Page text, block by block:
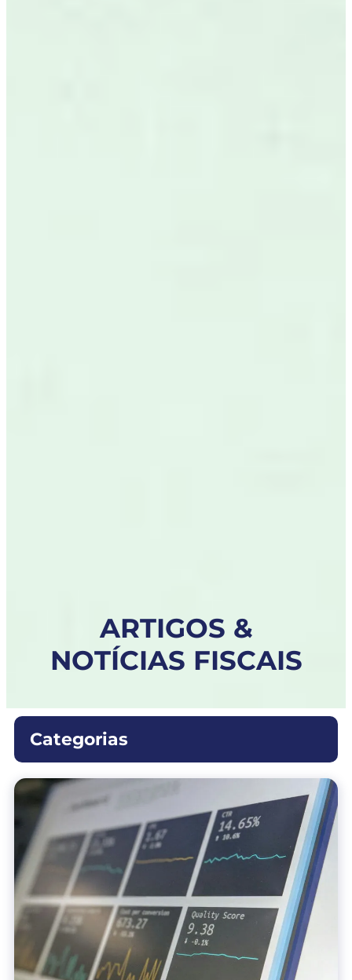
ARTIGOS &
NOTÍCIAS FISCAIS
Categorias